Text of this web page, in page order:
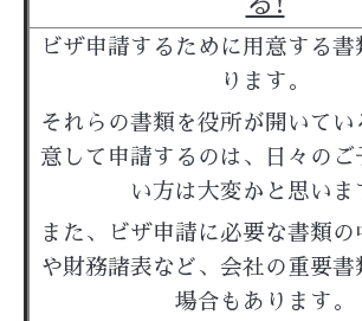
ビザ申請するために用意する書
ります。
それらの書類を役所が開いてい
意して申請するのは、日々のご
い方は大変かと思いま
また、ビザ申請に必要な書類の
や財務諸表など、会社の重要書
場合もあります。